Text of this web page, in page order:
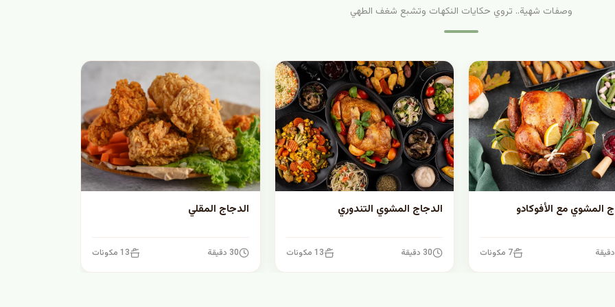
وصفات شهية.. تروي حكايات النكهات وتشبع شغف الطهي
المشوي مع الأفوكادو
7 مكونات
الدجاج المشوي التندوري
30 دقيقة 13 مكونات
الدجاج المقلي
30 دقيقة 13 مكونات